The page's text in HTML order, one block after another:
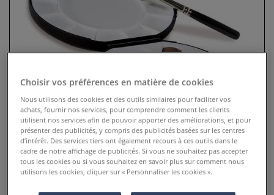
Choisir vos préférences en matière de cookies
Nous utilisons des cookies et des outils similaires pour faciliter vos
achats, fournir nos services, pour comprendre comment les clients
utilisent nos services afin de pouvoir apporter des améliorations, et pour
présenter des publicités, y compris des publicités basées sur les centres
d’intérêt. Des services tiers ont également recours à ces outils dans le
cadre de notre affichage de publicités. Si vous ne souhaitez pas accepter
tous les cookies ou si vous souhaitez en savoir plus sur comment nous
utilisons les cookies, cliquer sur « Personnaliser les cookies ».